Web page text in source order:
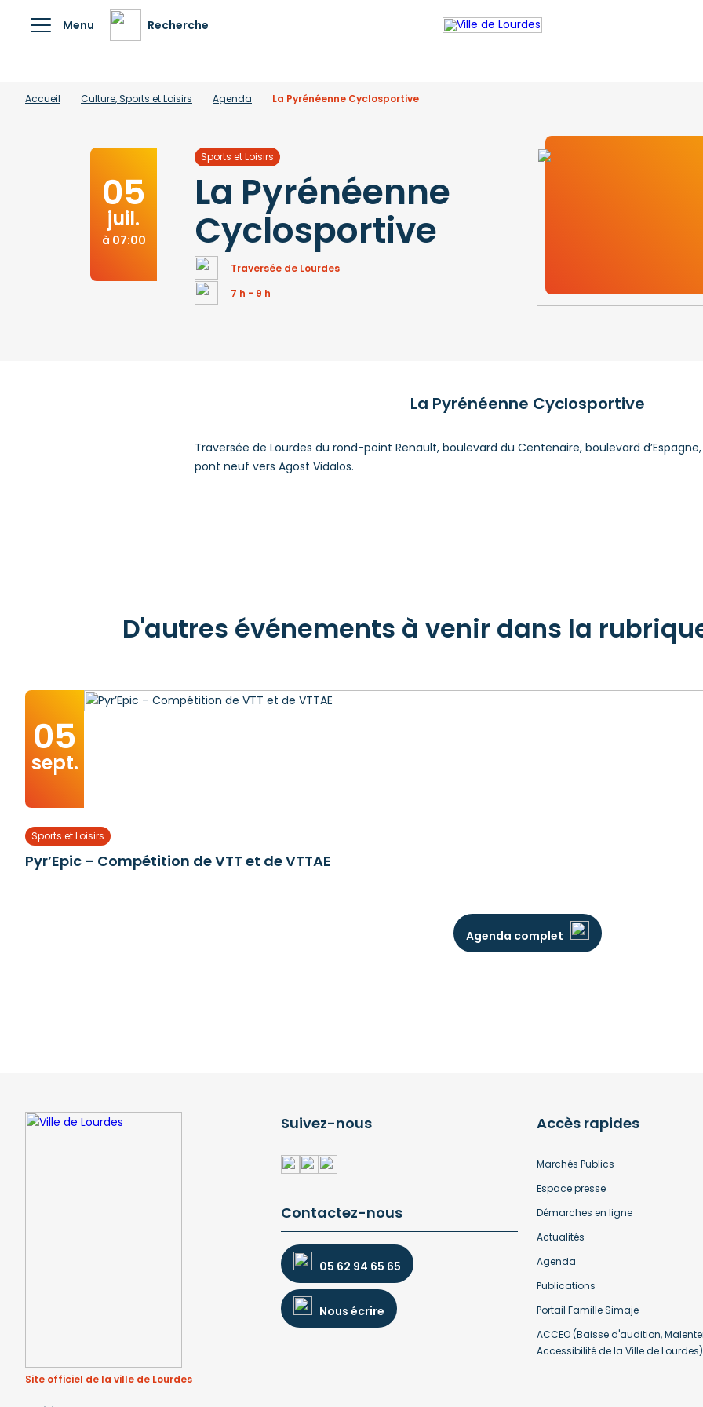
Menu Recherche
Accueil Culture, Sports et Loisirs Agenda La Pyrénéenne Cyclosportive
05
juil.
à 07:00
Sports et Loisirs
La Pyrénéenne
Cyclosportive
Traversée de Lourdes
7 h - 9 h
La Pyrénéenne Cyclosportive
Traversée de Lourdes du rond-point Renault, boulevard du Centenaire, boulevard
pont neuf vers Agost Vidalos.
D'autres événements à venir dans la
05
sept.
Sports et Loisirs
Pyr’Epic – Compétition de VTT et de VTTAE
Agenda complet
Site officiel de la ville de Lourdes
Suivez-nous
Contactez-nous
05 62 94 65 65
Nous écrire
Accès rapides
Marchés Publics
Espace presse
Démarches en ligne
Actualités
Agenda
Publications
Portail Famille Simaje
ACCEO (Baisse d'audition,
Accessibilité de la Ville de Lourdes)